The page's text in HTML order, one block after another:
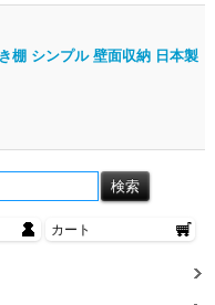
棚 シンプル 壁面収納 日本製
カート